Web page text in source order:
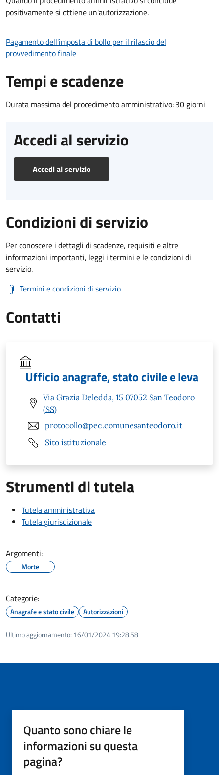
positivamente si ottiene un'autorizzazione.
Pagamento dell'imposta di bollo per il rilascio del
provvedimento finale
Tempi e scadenze
Durata massima del procedimento amministrativo: 30 giorni
Accedi al servizio
Accedi al servizio
Condizioni di servizio
Per conoscere i dettagli di scadenze, requisiti e altre
informazioni importanti, leggi i termini e le condizioni di
servizio.
Termini e condizioni di servizio
Contatti
Ufficio anagrafe, stato civile e leva
Via Grazia Deledda, 15 07052 San Teodoro
(SS)
protocollo@pec.comunesanteodoro.it
Sito istituzionale
Strumenti di tutela
Tutela amministrativa
Tutela giurisdizionale
Argomenti:
Morte
Categorie:
Anagrafe e stato civile Autorizzazioni
Ultimo aggiornamento: 16/01/2024 19:28.58
Quanto sono chiare le
informazioni su questa
pagina?